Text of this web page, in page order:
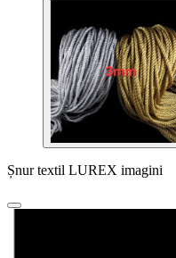
Șnur textil LUREX imagini